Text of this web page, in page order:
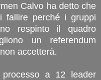
Calvo ha detto che
fallire perché i gruppi
respinto il quadro
un referendum
accetterà.
a 12 leader